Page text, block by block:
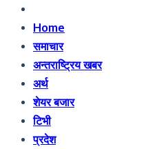
Home
समाचार
अन्तराष्ट्रिय खबर
अर्थ
शेयर बजार
टिभी
प्रदेश